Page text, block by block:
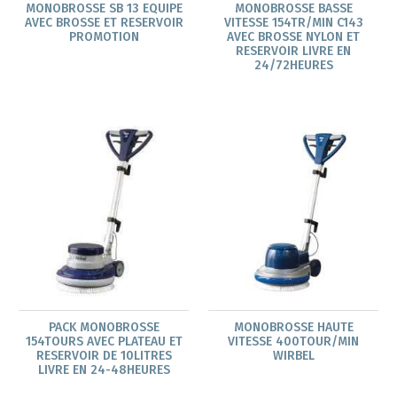
MONOBROSSE SB 13 EQUIPE
AVEC BROSSE ET RESERVOIR
PROMOTION
MONOBROSSE BASSE
VITESSE 154TR/MIN C143
AVEC BROSSE NYLON ET
RESERVOIR LIVRE EN
24/72HEURES
PACK MONOBROSSE
154TOURS AVEC PLATEAU ET
RESERVOIR DE 10LITRES
LIVRE EN 24-48HEURES
MONOBROSSE HAUTE
VITESSE 400TOUR/MIN
WIRBEL